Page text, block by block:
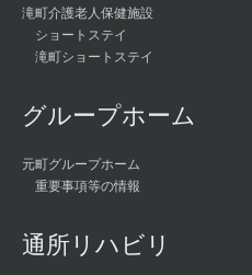
滝町介護老人保健施設
ショートステイ
滝町ショートステイ
グループホーム
元町グループホーム
重要事項等の情報
通所リハビリ